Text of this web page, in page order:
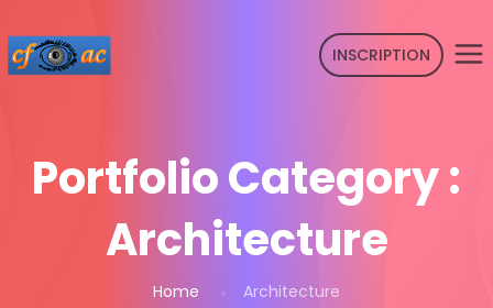
INSCRIPTION
Portfolio Category :
Architecture
Home Architecture